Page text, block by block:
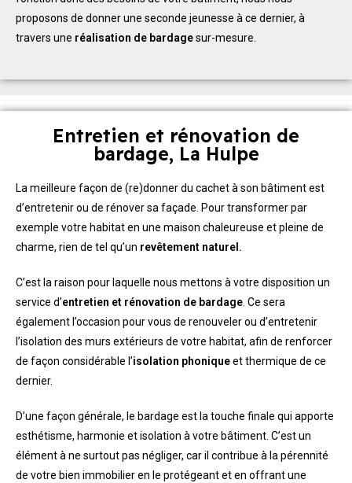
proposons de donner une seconde jeunesse à ce dernier, à
travers une réalisation de bardagesur-mesure.
Entretien et rénovation de
bardage, La Hulpe
La meilleure façon de (re)donner du cachet à son bâtiment est
d’entretenir ou de rénover sa façade. Pour transformer par
exemple votre habitat en une maison chaleureuse et pleine de
charme, rien de tel qu’un revêtement naturel.
C’est la raison pour laquelle nous mettons à votre disposition un
service d’entretien et rénovation de bardage. Ce sera
également l’occasion pour vous de renouveler ou d’entretenir
l’isolation des murs extérieurs de votre habitat, afin de renforcer
de façon considérable l’isolation phoniqueet thermique de ce
dernier.
D’une façon générale, le bardage est la touche finale qui apporte
esthétisme, harmonie et isolation à votre bâtiment. C’est un
élément à ne surtout pas négliger, car il contribue à la pérennité
de votre bien immobilier en le protégeant et en offrant une